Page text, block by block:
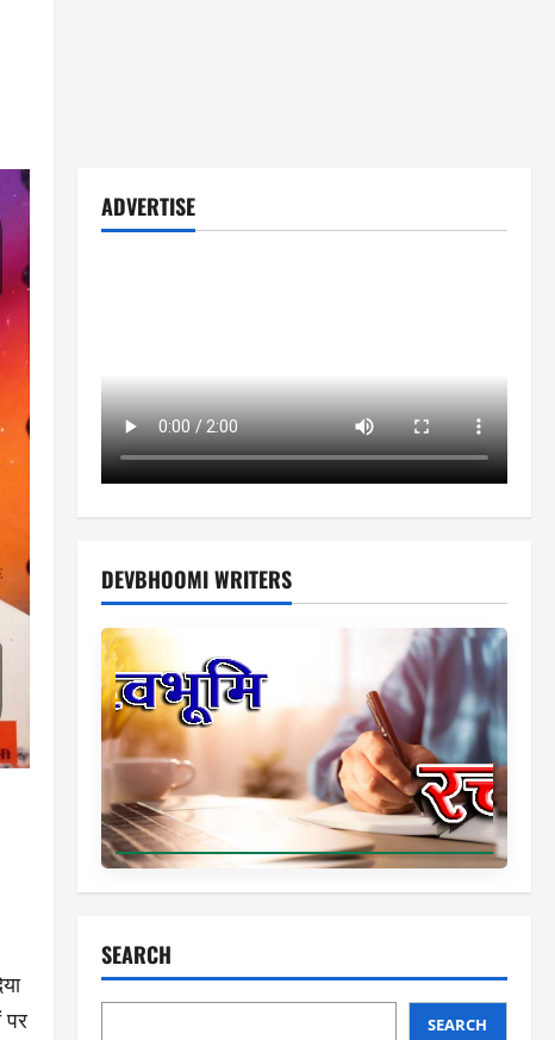
पर
ADVERTISE
DEVBHOOMI WRITERS
SEARCH
SEARCH